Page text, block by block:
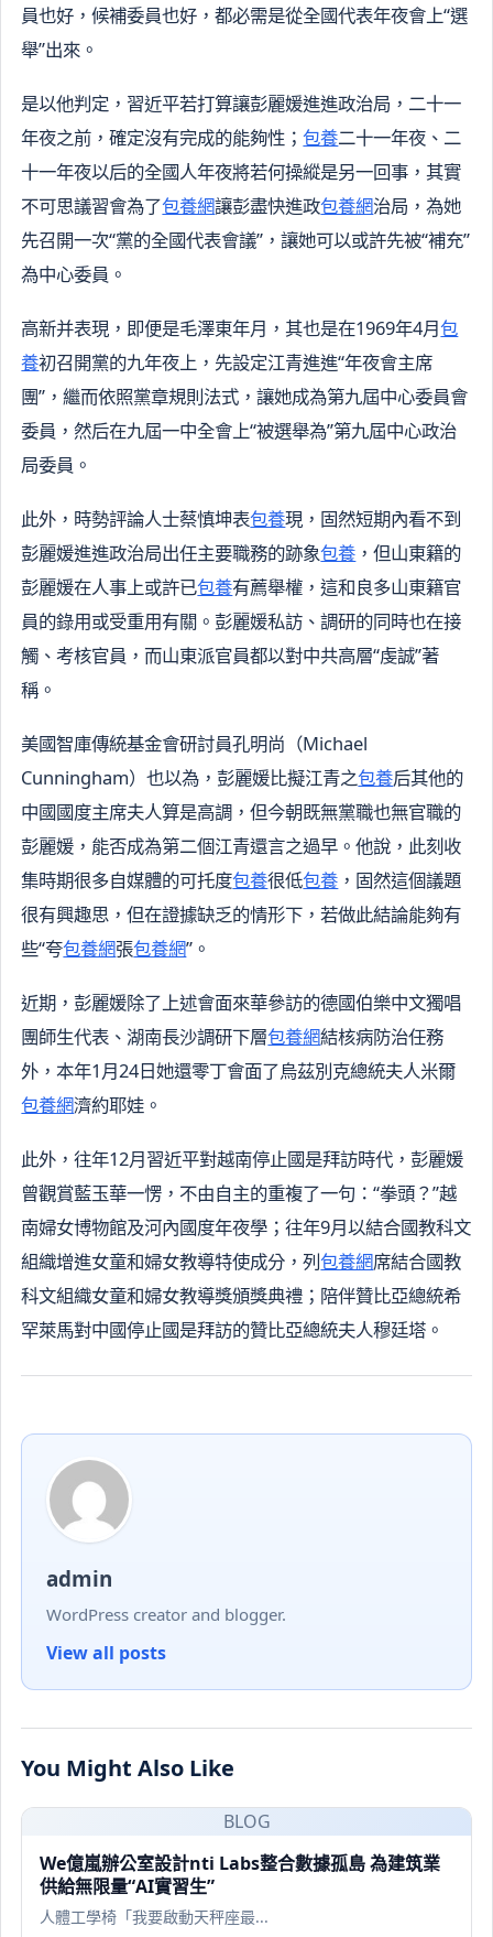
員也好，候補委員也好，都必需是從全國代表年夜會上“選
舉”出來。
是以他判定，習近平若打算讓彭麗媛進進政治局，二十一
年夜之前，確定沒有完成的能夠性；包養二十一年夜、二
十一年夜以后的全國人年夜將若何操縱是另一回事，其實
不可思議習會為了包養網讓彭盡快進政包養網治局，為她
先召開一次“黨的全國代表會議”，讓她可以或許先被“補充”
為中心委員。
高新并表現，即便是毛澤東年月，其也是在1969年4月包
養初召開黨的九年夜上，先設定江青進進“年夜會主席
團”，繼而依照黨章規則法式，讓她成為第九屆中心委員會
委員，然后在九屆一中全會上“被選舉為”第九屆中心政治
局委員。
此外，時勢評論人士蔡慎坤表包養現，固然短期內看不到
彭麗媛進進政治局出任主要職務的跡象包養 ，但山東籍的
彭麗媛在人事上或許已包養有薦舉權，這和良多山東籍官
員的錄用或受重用有關。彭麗媛私訪、調研的同時也在接
觸、考核官員，而山東派官員都以對中共高層“虔誠”著
稱。
美國智庫傳統基金會研討員孔明尚（Michael
Cunningham）也以為，彭麗媛比擬江青之包養后其他的
中國國度主席夫人算是高調，但今朝既無黨職也無官職的
彭麗媛，能否成為第二個江青還言之過早。他說，此刻收
集時期很多自媒體的可托度包養很低包養 ，固然這個議題
很有興趣思，但在證據缺乏的情形下，若做此結論能夠有
些“夸包養網張包養網”。
近期，彭麗媛除了上述會面來華參訪的德國伯樂中文獨唱
團師生代表、湖南長沙調研下層包養網結核病防治任務
外，本年1月24日她還零丁會面了烏茲別克總統夫人米爾
包養網濟約耶娃。
此外，往年12月習近平對越南停止國是拜訪時代，彭麗媛
曾觀賞藍玉華一愣，不由自主的重複了一句：“拳頭？”越
南婦女博物館及河內國度年夜學；往年9月以結合國教科文
組織增進女童和婦女教導特使成分，列包養網席結合國教
科文組織女童和婦女教導獎頒獎典禮；陪伴贊比亞總統希
罕萊馬對中國停止國是拜訪的贊比亞總統夫人穆廷塔。
admin
WordPress creator and blogger.
View all posts
You Might Also Like
BLOG
We億嵐辦公室設計nti Labs整合數據孤島 為建筑業
供給無限量“AI實習生”
人體工學椅「我要啟動天秤座最...